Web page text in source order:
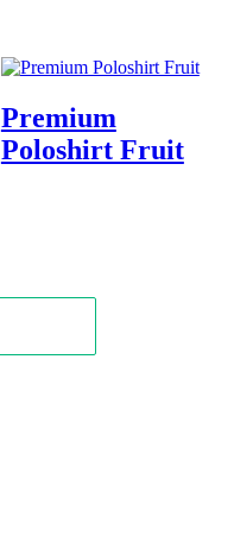
Premium
Poloshirt Fruit